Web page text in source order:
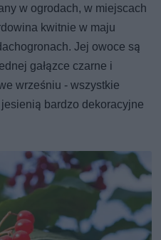
w ogrodach, w miejscach
kwitnie w maju
Jej owoce są
gałązce czarne i
wrześniu - wszystkie
bardzo dekoracyjne